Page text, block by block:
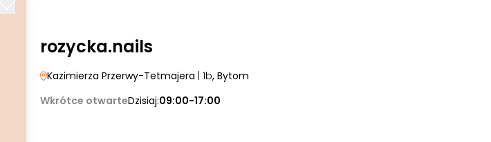
rozycka.nails
Kazimierza Przerwy-Tetmajera | 1b, Bytom
Wkrótce otwarteDzisiaj:09:00-17:00